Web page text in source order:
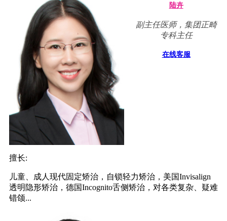
陆卉
副主任医师，集团正畸
专科主任
在线客服
擅长:
儿童、成人现代固定矫治，自锁轻力矫治，美国Invisalign
透明隐形矫治，德国Incognito舌侧矫治，对各类复杂、疑难
错颌...